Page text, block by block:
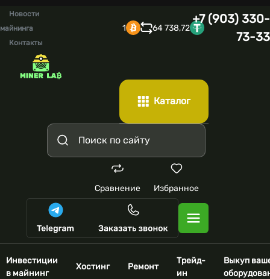
Новости
майнинга
Контакты
1 64 738,72
+7 (903) 330-
73-33
Каталог
Сравнение Избранное
Инвестиции
в майнинг
Хостинг Ремонт
Трейд-
ин
Выкуп